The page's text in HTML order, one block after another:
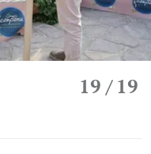
19/ 19